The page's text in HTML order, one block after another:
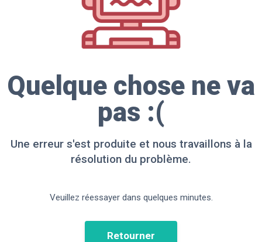
Quelque chose ne va
pas :(
Une erreur s'est produite et nous travaillons à la
résolution du problème.
Veuillez réessayer dans quelques minutes.
Retourner